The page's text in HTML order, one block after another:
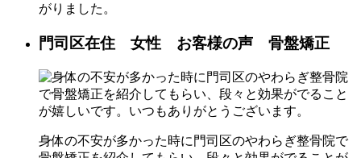
がりました。
門司区在住 女性 お客様の声 骨盤矯正
身体の不安が多かった時に門司区のやわらぎ整骨院で